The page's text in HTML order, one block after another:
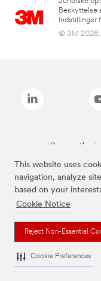
This website uses
navigation, analyze
based on your
Cookie Notice
Reject Non-Essential
Cookie Preferences
Beskyttelse
Indstillinger
© 3M 2026.
De